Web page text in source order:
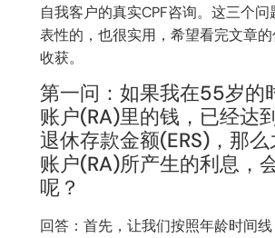
自我客户的真实CPF咨询。这三个
表性的，也很实用，希望看完文章
收获。
第一问：如果我在55岁的
账户(RA)里的钱，已经达
退休存款金额(ERS)，那
账户(RA)所产生的利息，
呢？
回答：首先，让我们按照年龄时间